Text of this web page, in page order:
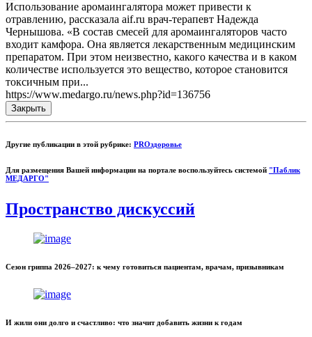
Использование аромаингалятора может привести к
отравлению, рассказала aif.ru врач-терапевт Надежда
Чернышова. «В состав смесей для аромаингаляторов часто
входит камфора. Она является лекарственным медицинским
препаратом. При этом неизвестно, какого качества и в каком
количестве используется это вещество, которое становится
токсичным при...
https://www.medargo.ru/news.php?id=136756
Закрыть
Другие публикации в этой рубрике: PROздоровье
Для размещения Вашей информации на портале воспользуйтесь системой "Паблик
МЕДАРГО"
Пространство дискуссий
Сезон гриппа 2026–2027: к чему готовиться пациентам, врачам, призывникам
И жили они долго и счастливо: что значит добавить жизни к годам